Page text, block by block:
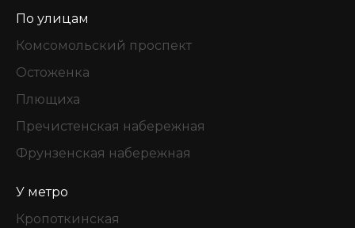
По улицам
Комсомольский проспект
Остоженка
Плющиха
Пречистенская набережная
Фрунзенская набережная
У метро
Кропоткинская